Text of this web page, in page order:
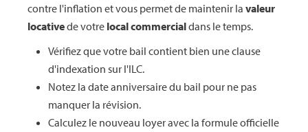
contre l'inflation et vous permet de maintenir la valeur
locativede votre local commercialdans le temps.
Vérifiez que votre bail contient bien une clause
d'indexation sur l'ILC.
Notez la date anniversaire du bail pour ne pas
manquer la révision.
Calculez le nouveau loyer avec la formule officielle